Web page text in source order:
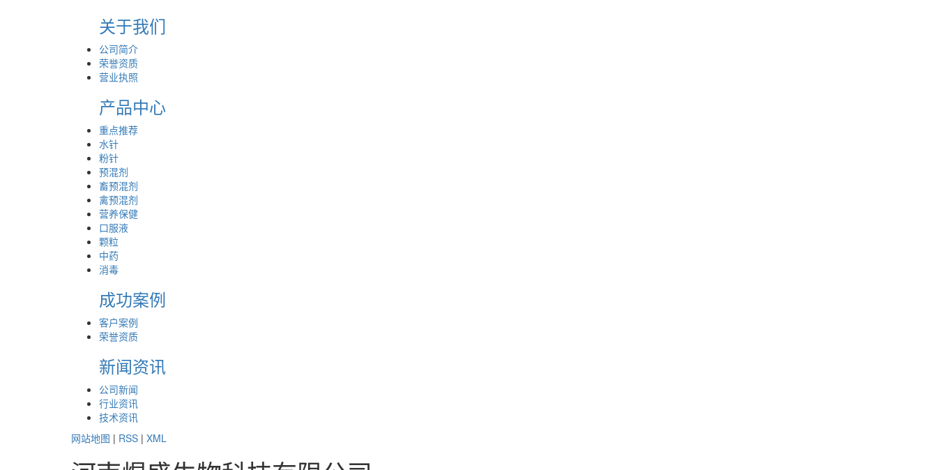
关于我们
公司简介
荣誉资质
营业执照
产品中心
重点推荐
水针
粉针
预混剂
畜预混剂
禽预混剂
营养保健
口服液
颗粒
中药
消毒
成功案例
客户案例
荣誉资质
新闻资讯
公司新闻
行业资讯
技术资讯
网站地图 | RSS | XML